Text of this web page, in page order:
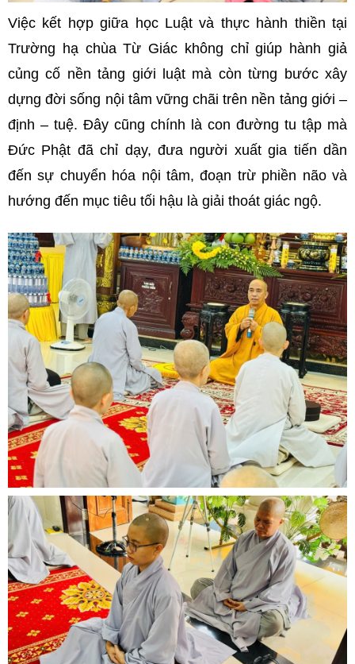
Việc kết hợp giữa học Luật và thực hành thiền tại
Trường hạ chùa Từ Giác không chỉ giúp hành giả
củng cố nền tảng giới luật mà còn từng bước xây
dựng đời sống nội tâm vững chãi trên nền tảng giới –
định – tuệ. Đây cũng chính là con đường tu tập mà
Đức Phật đã chỉ dạy, đưa người xuất gia tiến dần
đến sự chuyển hóa nội tâm, đoạn trừ phiền não và
hướng đến mục tiêu tối hậu là giải thoát giác ngộ.